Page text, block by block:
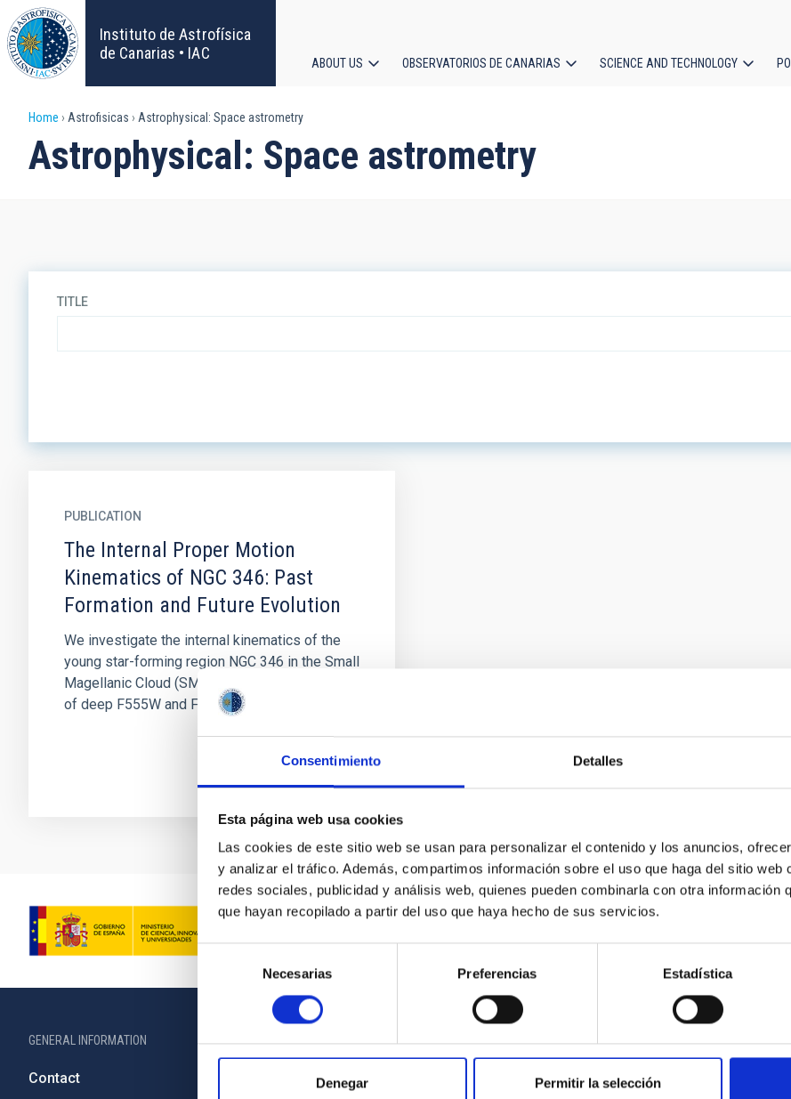
Consentimiento Detalles
Esta página web usa cookies
Las cookies de este sitio web se usan para personalizar el contenido y los anuncios,
y analizar el tráfico. Además, compartimos información sobre el uso que haga del sitio web
redes sociales, publicidad y análisis web, quienes pueden combinarla con otra información
que hayan recopilado a partir del uso que haya hecho de sus servicios.
Selección
consentimiento
Necesarias Preferencias Estadística
Denegar Permitir la selección
Skip
to
main
content
Instituto de Astrofísica
de Canarias • IAC
navigation
ABOUT US OBSERVATORIOS DE CANARIAS SCIENCE AND TECHNOLOGY
Breadcrumb
Home Astrofisicas Astrophysical: Space astrometry
Astrophysical: Space astrometry
TITLE
PUBLICATION
The Internal Proper Motion
Kinematics of NGC 346: Past
Formation and Future Evolution
We investigate the internal kinematics of the
young star-forming region NGC 346 in the Small
Magellanic Cloud (SMC). We used two epochs
of deep F555W and F814W...
GENERAL INFORMATION
Contact
ABOUT THE IAC
Legislation
IAC PORTAL
Sitemap